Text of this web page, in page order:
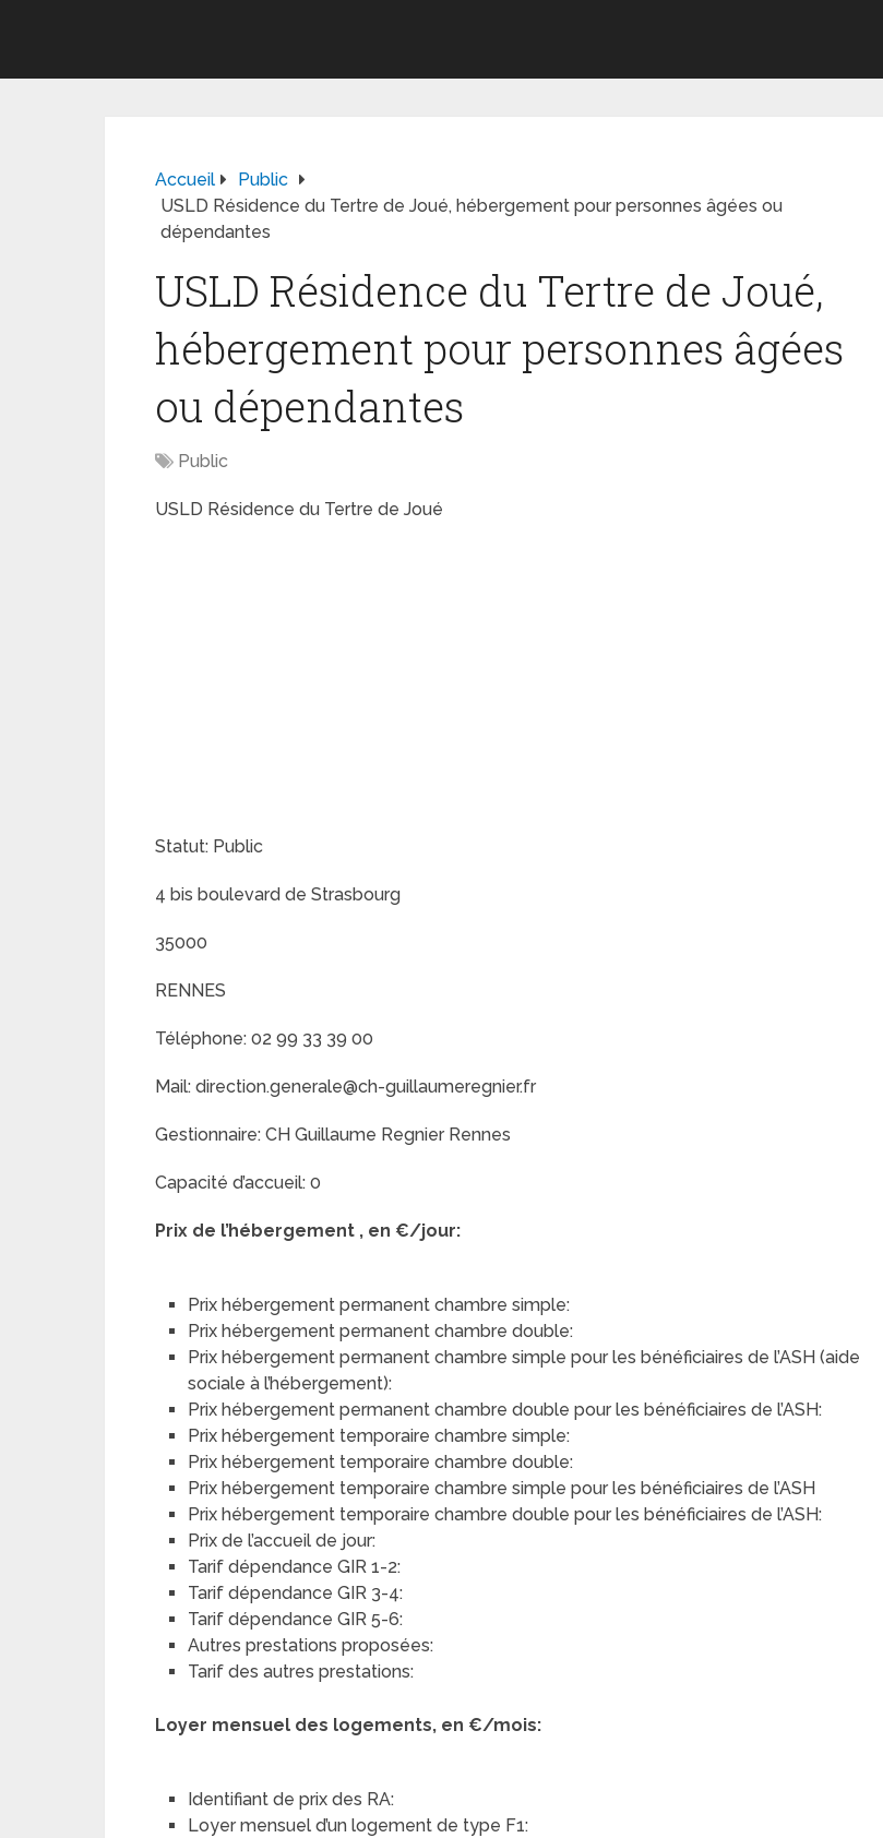
Accueil
Public
USLD Résidence du Tertre de Joué, hébergement pour personnes âgées ou
dépendantes
USLD Résidence du Tertre de Joué,
hébergement pour personnes âgées
ou dépendantes
Public
USLD Résidence du Tertre de Joué
Statut: Public
4 bis boulevard de Strasbourg
35000
RENNES
Téléphone: 02 99 33 39 00
Mail: direction.generale@ch-guillaumeregnier.fr
Gestionnaire: CH Guillaume Regnier Rennes
Capacité d’accueil: 0
Prix de l’hébergement , en €/jour:
Prix hébergement permanent chambre simple:
Prix hébergement permanent chambre double:
Prix hébergement permanent chambre simple pour les bénéficiaires de l’ASH (aide
sociale à l’hébergement):
Prix hébergement permanent chambre double pour les bénéficiaires de l’ASH:
Prix hébergement temporaire chambre simple:
Prix hébergement temporaire chambre double:
Prix hébergement temporaire chambre simple pour les bénéficiaires de l’ASH
Prix hébergement temporaire chambre double pour les bénéficiaires de l’ASH:
Prix de l’accueil de jour:
Tarif dépendance GIR 1-2:
Tarif dépendance GIR 3-4:
Tarif dépendance GIR 5-6:
Autres prestations proposées:
Tarif des autres prestations:
Loyer mensuel des logements, en €/mois:
Identifiant de prix des RA:
Loyer mensuel d’un logement de type F1: